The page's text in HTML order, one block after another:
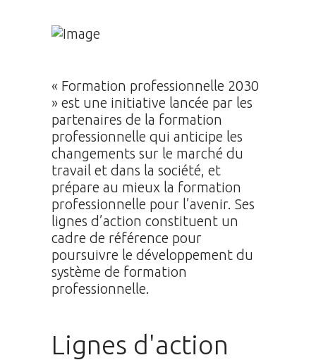
« Formation professionnelle 2030
» est une initiative lancée par les
partenaires de la formation
professionnelle qui anticipe les
changements sur le marché du
travail et dans la société, et
prépare au mieux la formation
professionnelle pour l’avenir. Ses
lignes d’action constituent un
cadre de référence pour
poursuivre le développement du
système de formation
professionnelle.
Lignes d'action